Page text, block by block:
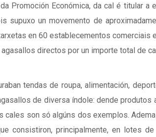
Promoción Económica, da cal é titular a
supuxo un movemento de
en 60 establecementos comerciais
directos por un importe total de
tendas de roupa, alimentación,
de diversa índole: dende
cales son só algúns dos exemplos.
consistiron, principalmente, en lotes